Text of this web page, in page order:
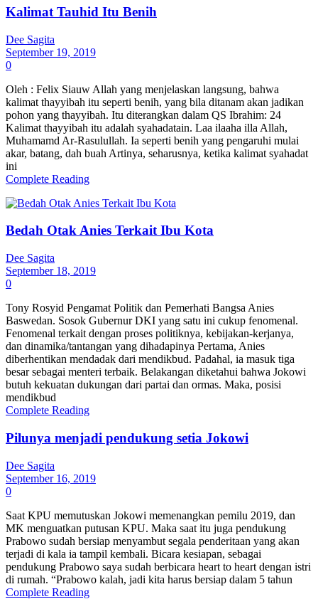
Kalimat Tauhid Itu Benih
Dee Sagita
September 19, 2019
0
Oleh : Felix Siauw Allah yang menjelaskan langsung, bahwa
kalimat thayyibah itu seperti benih, yang bila ditanam akan jadikan
pohon yang thayyibah. Itu diterangkan dalam QS Ibrahim: 24
Kalimat thayyibah itu adalah syahadatain. Laa ilaaha illa Allah,
Muhamamd Ar-Rasulullah. Ia seperti benih yang pengaruhi mulai
akar, batang, dah buah Artinya, seharusnya, ketika kalimat syahadat
ini
Complete Reading
Bedah Otak Anies Terkait Ibu Kota
Dee Sagita
September 18, 2019
0
Tony Rosyid Pengamat Politik dan Pemerhati Bangsa Anies
Baswedan. Sosok Gubernur DKI yang satu ini cukup fenomenal.
Fenomenal terkait dengan proses politiknya, kebijakan-kerjanya,
dan dinamika/tantangan yang dihadapinya Pertama, Anies
diberhentikan mendadak dari mendikbud. Padahal, ia masuk tiga
besar sebagai menteri terbaik. Belakangan diketahui bahwa Jokowi
butuh kekuatan dukungan dari partai dan ormas. Maka, posisi
mendikbud
Complete Reading
Pilunya menjadi pendukung setia Jokowi
Dee Sagita
September 16, 2019
0
Saat KPU memutuskan Jokowi memenangkan pemilu 2019, dan
MK menguatkan putusan KPU. Maka saat itu juga pendukung
Prabowo sudah bersiap menyambut segala penderitaan yang akan
terjadi di kala ia tampil kembali. Bicara kesiapan, sebagai
pendukung Prabowo saya sudah berbicara heart to heart dengan istri
di rumah. “Prabowo kalah, jadi kita harus bersiap dalam 5 tahun
Complete Reading